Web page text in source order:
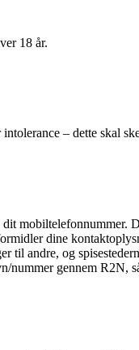
18 år.
– dette skal
mobiltelefonnummer.
dine
andre, og
nummer gennem R2N,